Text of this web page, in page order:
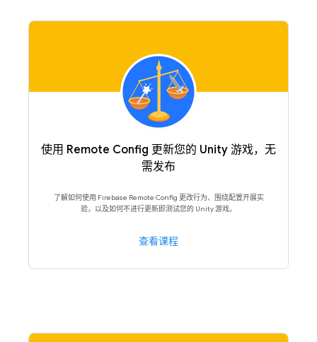
使用 Remote Config 更新您的 Unity 游戏，无
需发布
了解如何使用 Firebase Remote Config 更改行为、围绕配置开展实
验，以及如何不进行更新即测试您的 Unity 游戏。
查看课程